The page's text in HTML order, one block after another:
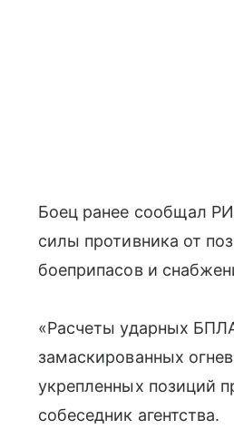
Боец ранее сообщал
силы противника от
боеприпасов и
«Расчеты ударных
замаскированных
укрепленных позиций
собеседник агентства.